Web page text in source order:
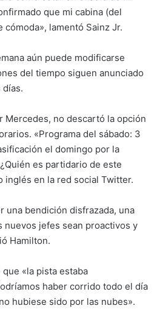
que mi cabina (del
cómoda», lamentó Sainz Jr.
aún puede modificarse
del tiempo siguen anunciado
días.
Mercedes, no descartó la opción
«Programa del sábado: 3
el domingo por la
es partidario de este
inglés en la red social Twitter.
una bendición disfrazada, una
nuevos jefes sean proactivos y
Hamilton.
«la pista estaba
haber corrido todo el día
hubiese sido por las nubes».